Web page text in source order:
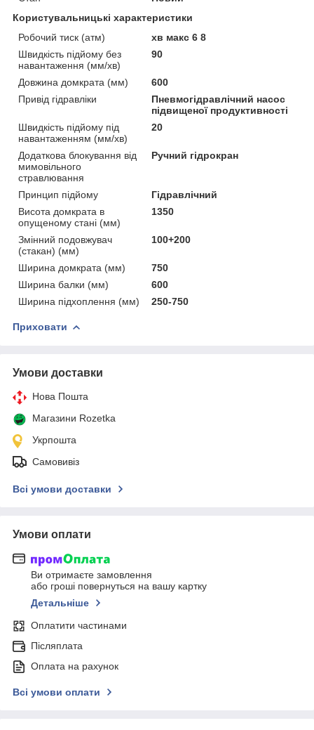
Користувальницькі характеристики
Робочий тиск (атм)
хв макс 6 8
Швидкість підйому без
навантаження (мм/хв)
90
Довжина домкрата (мм)
600
Привід гідравліки
Пневмогідравлічний насос
підвищеної продуктивності
Швидкість підйому під
навантаженням (мм/хв)
20
Додаткова блокування від
мимовільного
стравлювання
Ручний гідрокран
Принцип підйому
Гідравлічний
Висота домкрата в
опущеному стані (мм)
1350
Змінний подовжувач
(стакан) (мм)
100+200
Ширина домкрата (мм)
750
Ширина балки (мм)
600
Ширина підхоплення (мм)
250-750
Приховати
Умови доставки
Нова Пошта
Магазини Rozetka
Укрпошта
Самовивіз
Всі умови доставки
Умови оплати
Ви отримаєте замовлення
або гроші повернуться на вашу картку
Детальніше
Оплатити частинами
Післяплата
Оплата на рахунок
Всі умови оплати